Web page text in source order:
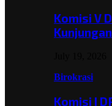
Komisi V
Birokrasi
Komisi I